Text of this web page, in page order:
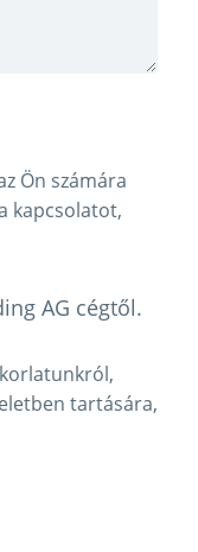
Ön számára
kapcsolatot,
AG cégtől.
tartására,